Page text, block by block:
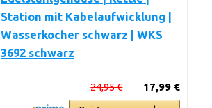
Station mit Kabelaufwicklung |
Wasserkocher schwarz | WKS
3692 schwarz
17,99 €
24,95 €